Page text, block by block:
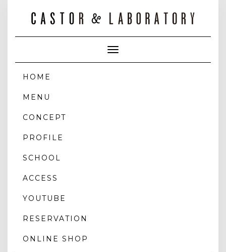
Toggle
Navigation
HOME
MENU
CONCEPT
PROFILE
SCHOOL
ACCESS
YOUTUBE
RESERVATION
ONLINE SHOP